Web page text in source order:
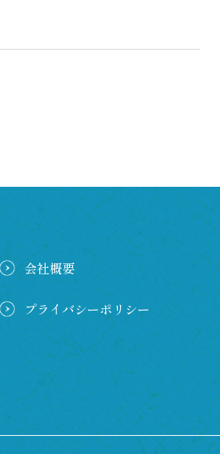
会社概要
プライバシーポリシー